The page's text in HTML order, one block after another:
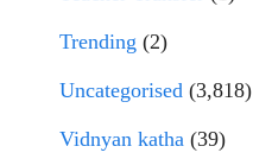
Trending (2)
Uncategorised (3,818)
Vidnyan katha (39)